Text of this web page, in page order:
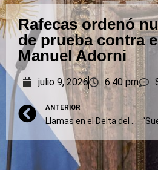
Rafecas ordenó
de prueba contra
Manuel Adorni
julio 9, 2026 6:40 pm
ANTERIOR